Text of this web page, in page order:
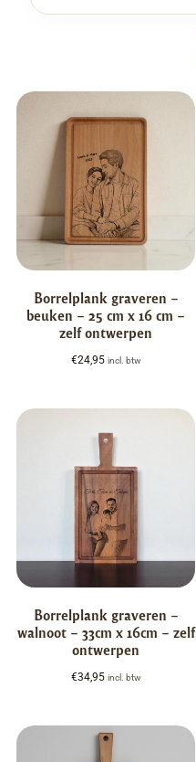
Borrelplank graveren –
beuken – 25 cm x 16 cm –
zelf ontwerpen
€24,95 incl. btw
Borrelplank graveren –
walnoot – 33cm x 16cm – zelf
ontwerpen
€34,95 incl. btw